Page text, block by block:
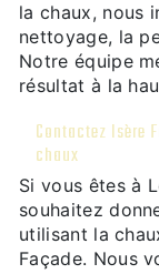
la chaux, nous
nettoyage, la
Notre équipe
résultat à la
Contactez Isère
chaux
Si vous êtes à
souhaitez
utilisant la
Façade. Nous